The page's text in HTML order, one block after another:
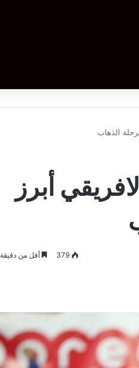
الذهاب
أبرز
379 أقل من دقيقة